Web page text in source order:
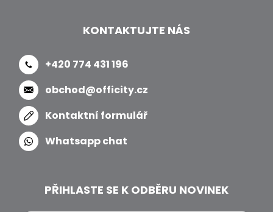
KONTAKTUJTE NÁS
+420 774 431 196
obchod@officity.cz
Kontaktní formulář
Whatsapp chat
PŘIHLASTE SE K ODBĚRU NOVINEK